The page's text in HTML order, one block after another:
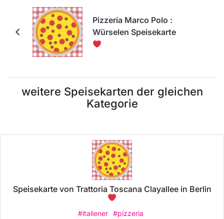
Pizzeria Marco Polo :
Würselen Speisekarte
weitere Speisekarten der gleichen
Kategorie
Speisekarte von Trattoria Toscana Clayallee in Berlin
#italiener #pizzeria